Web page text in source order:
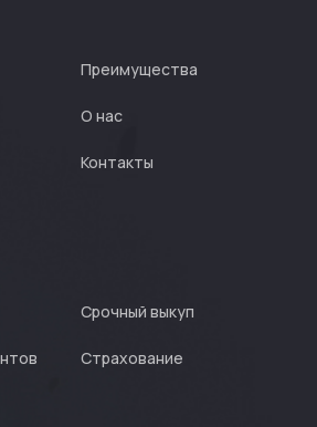
Преимущества
О нас
Контакты
Срочный выкуп
Страхование